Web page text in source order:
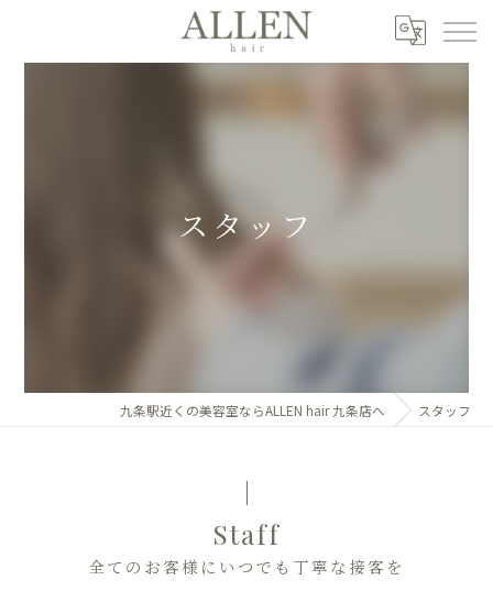
スタッフ
九条駅近くの美容室ならALLEN hair 九条店へ スタッフ
全てのお客様にいつでも丁寧な接客を
Staff